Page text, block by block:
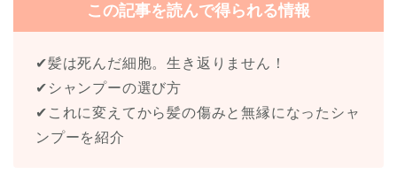
この記事を読んで得られる情報
✔髪は死んだ細胞。生き返りません！
✔シャンプーの選び方
✔これに変えてから髪の傷みと無縁になったシャ
ンプーを紹介